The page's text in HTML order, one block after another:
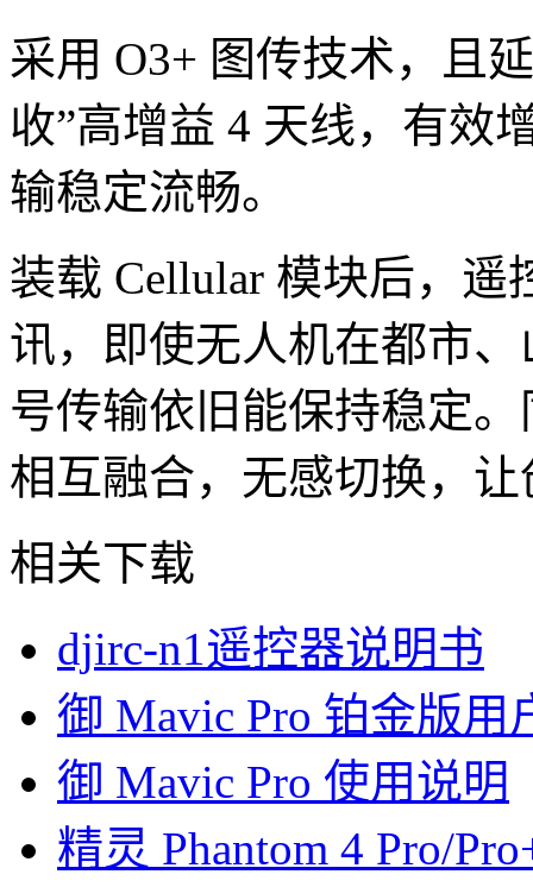
采用 O3+ 图传技术，且
收”高增益 4 天线，有效
输稳定流畅。
装载 Cellular 模块后，遥
讯，即使无人机在都市
号传输依旧能保持稳定
相互融合，无感切换，
相关下载
djirc-n1遥控器说明书
御 Mavic Pro 铂金版用
御 Mavic Pro 使用说明
精灵 Phantom 4 Pro/